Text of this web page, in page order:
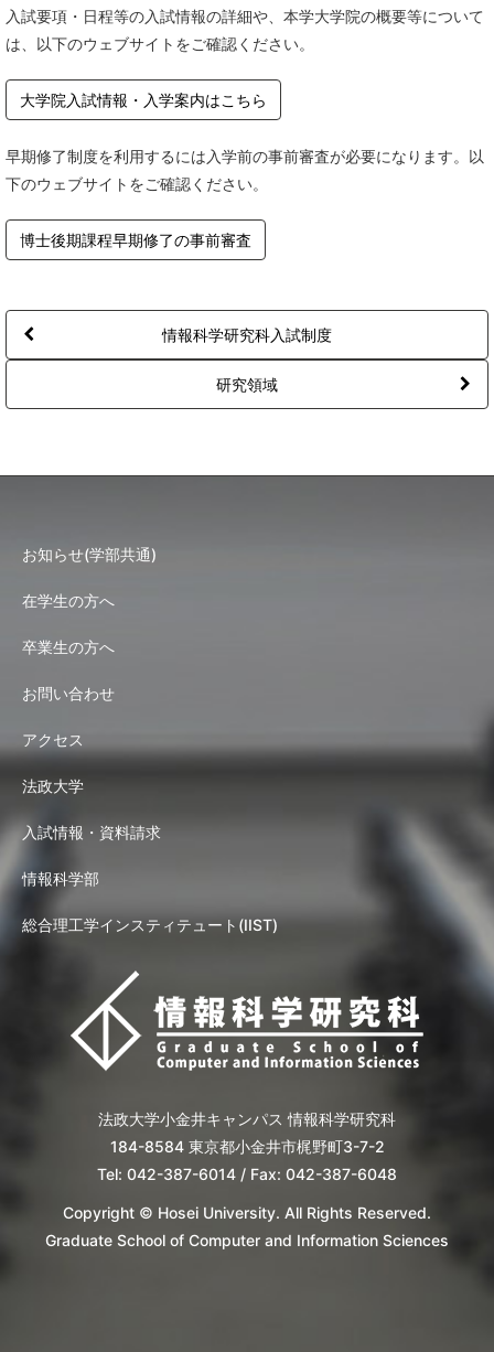
入試要項・日程等の入試情報の詳細や、本学大学院の概要等について
は、以下のウェブサイトをご確認ください。
大学院入試情報・入学案内はこちら
早期修了制度を利用するには入学前の事前審査が必要になります。以
下のウェブサイトをご確認ください。
博士後期課程早期修了の事前審査
情報科学研究科入試制度
研究領域
お知らせ(学部共通)
在学生の方へ
卒業生の方へ
お問い合わせ
アクセス
法政大学
入試情報・資料請求
情報科学部
総合理工学インスティテュート(IIST)
法政大学小金井キャンパス 情報科学研究科
184-8584 東京都小金井市梶野町3-7-2
Tel: 042-387-6014 / Fax: 042-387-6048
Copyright © Hosei University. All Rights Reserved.
Graduate School of Computer and Information Sciences